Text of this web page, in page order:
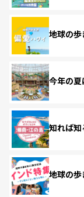
地球の
今年の夏
知れば
地球の